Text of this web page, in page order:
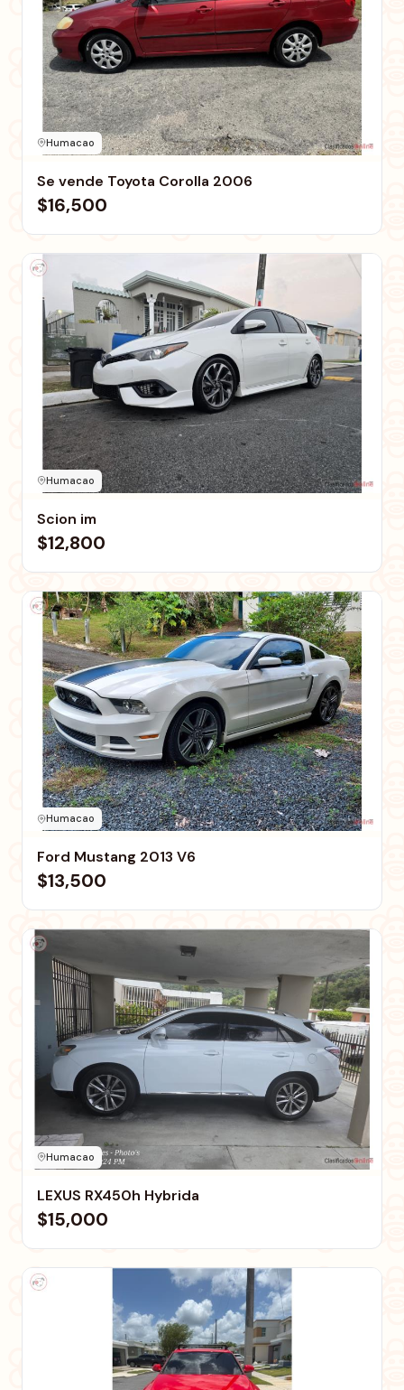
Humacao
Se vende Toyota Corolla 2006
$16,500
Humacao
Scion im
$12,800
Humacao
Ford Mustang 2013 V6
$13,500
Humacao
LEXUS RX450h Hybrida
$15,000